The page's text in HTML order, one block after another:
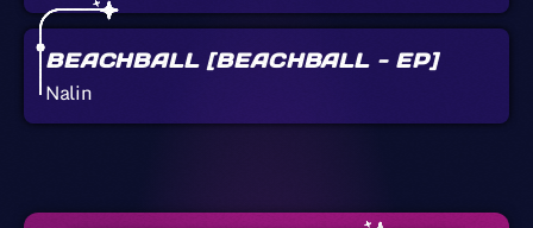
BEACHBALL [BEACHBALL - EP]
Nalin